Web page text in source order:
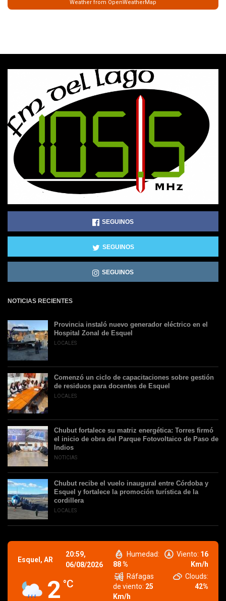
Weather from OpenWeatherMap
SEGUINOS
SEGUINOS
SEGUINOS
NOTICIAS RECIENTES
Provincia instaló nuevo generador eléctrico en el
Hospital Zonal de Esquel
LOCALES
Comenzó un ciclo de capacitaciones sobre gestión
de residuos para docentes de Esquel
LOCALES
Chubut fortalece su matriz energética: Torres firmó
el inicio de obra del Parque Fotovoltaico de Paso de
Indios
NOTICIAS
Chubut recibe el vuelo inaugural entre Córdoba y
Esquel y fortalece la promoción turística de la
cordillera
LOCALES
Esquel, AR
20:59,
06/08/2026
2 °C
Humedad:
88 %
Viento: 16
Km/h
Ráfagas
de viento: 25
Km/h
Clouds:
42%